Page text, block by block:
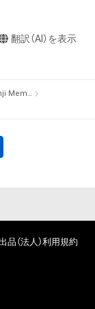
、GMOアダム株
失・盗難が生じ
は出来かねま
理由により特
ねますので予
ンテンツに起
を負わないもの
NFTに関して
ます。 万が一本
ョン（メタバ
『源氏物語』
歌舞伎俳優の演
中村壱太郎と
翻訳（AI）を表示
META歌舞伎 Genji Memories
品（法人）利用規約